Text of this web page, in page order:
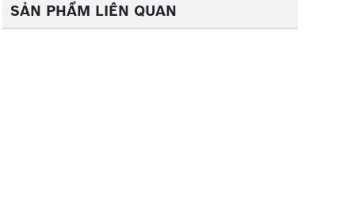
SẢN PHẨM LIÊN QUAN